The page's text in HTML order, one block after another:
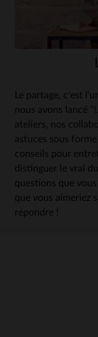
Le partage, c'est
nous avons lancé
ateliers, nos
astuces sous
conseils pour
distinguer le vrai
questions que
que vous aimeriez
répondre !